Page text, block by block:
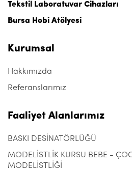
Tekstil Laboratuvar Cihazları
Bursa Hobi Atölyesi
Kurumsal
Hakkımızda
Referanslarımız
Faaliyet Alanlarımız
BASKI DESİNATÖRLÜĞÜ
MODELİSTLİK KURSU BEBE -
MODELİSTLİĞİ